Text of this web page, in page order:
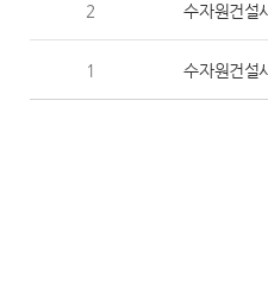
2 수자원건설
1 수자원건설